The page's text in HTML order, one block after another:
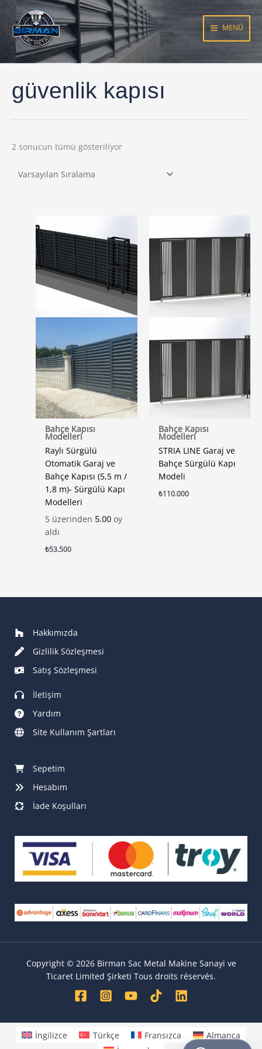
İçeriğe
atla
MENÜ
güvenlik kapısı
2 sonucun tümü gösteriliyor
Bahçe Kapısı
Modelleri
Raylı Sürgülü
Otomatik Garaj ve
Bahçe Kapısı (5,5 m /
1,8 m)- Sürgülü Kapı
Modelleri
5 üzerinden 5.00 oy
aldı
₺53.500
Bahçe Kapısı
Modelleri
STRIA LINE Garaj ve
Bahçe Sürgülü Kapı
Modeli
₺110.000
Hakkımızda
Gizlilik Sözleşmesi
Satış Sözleşmesi
İletişim
Yardım
Site Kullanım Şartları
Sepetim
Hesabım
İade Koşulları
Copyright © 2026 Birman Sac Metal Makine Sanayi ve
Ticaret Limited Şirketi Tous droits réservés.
İngilizce Türkçe Fransızca
Almanca